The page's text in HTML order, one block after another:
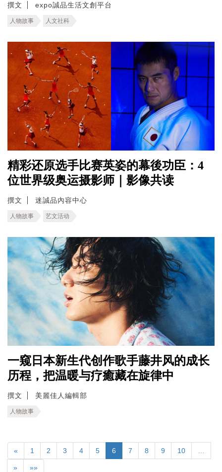
撰文 expo誠品生活文創平台
人物故事 人文社科
精彩还原选手比赛英姿的幕後功臣：4
位世界级奥运摄影师｜影像共读
撰文 迷誠品內容中心
人物故事 艺文活动
一窥日本新生代创作歌手藤井风的成长
历程，把温暖与疗癒藏在旋律中
撰文 美麗佳人編輯部
人物故事
« 1 2 3 4 5 6 7 8 9 10
» »»